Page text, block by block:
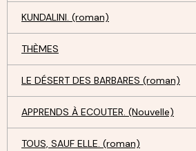
KUNDALINI. (roman)
THÈMES
LE DÉSERT DES BARBARES (roman)
APPRENDS À ECOUTER. (Nouvelle)
TOUS, SAUF ELLE. (roman)